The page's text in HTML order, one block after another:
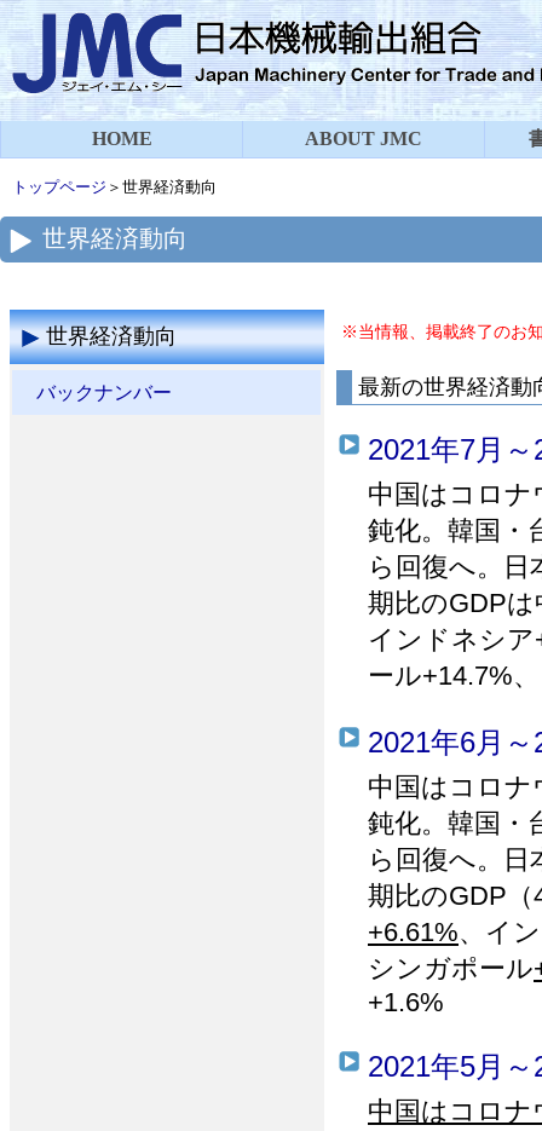
HOME ABOUT JMC
トップページ ＞世界経済動向
世界経済動向
世界経済動向
バックナンバー
※当情報、掲載終了のお
最新の世界経済動
2021年7月
中国はコロナ
鈍化。韓国・
ら回復へ。
期比のGDP
インドネシ
ール+14.7%
2021年6月
中国はコロナ
鈍化。韓国・
ら回復へ。
期比のGDP
+6.61%、イ
シンガポール
+1.6%
2021年5月
中国はコロナ